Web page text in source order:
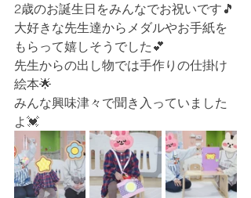
2歳のお誕生日をみんなでお祝いです🎵
大好きな先生達からメダルやお手紙を
もらって嬉しそうでした💕
先生からの出し物では手作りの仕掛け
絵本🌟
みんな興味津々で聞き入っていました
よ💓